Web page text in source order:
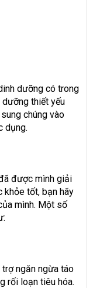
dưỡng có trong
thiết yếu
chúng vào
dụng.
được mình giải
tốt, bạn hãy
mình. Một số
ngăn ngừa táo
rối loạn tiêu hóa.